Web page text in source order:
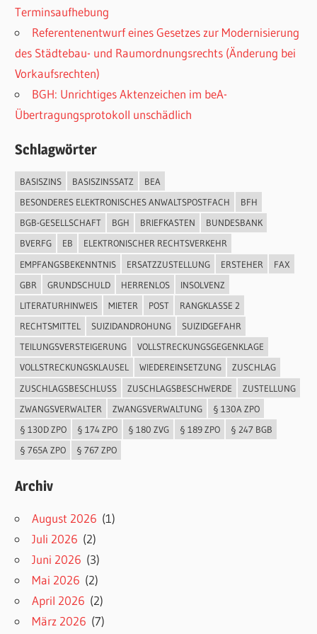
Terminsaufhebung
Referentenentwurf eines Gesetzes zur Modernisierung
des Städtebau- und Raumordnungsrechts (Änderung bei
Vorkaufsrechten)
BGH: Unrichtiges Aktenzeichen im beA-
Übertragungsprotokoll unschädlich
Schlagwörter
BASISZINS BASISZINSSATZ
BEA
BESONDERES ELEKTRONISCHES ANWALTSPOSTFACH
BFH
BGB-GESELLSCHAFT
BGH BRIEFKASTEN
BUNDESBANK
BVERFG
EB
ELEKTRONISCHER RECHTSVERKEHR
EMPFANGSBEKENNTNIS
ERSATZZUSTELLUNG ERSTEHER
FAX
GBR
GRUNDSCHULD HERRENLOS
INSOLVENZ
LITERATURHINWEIS
MIETER POST
RANGKLASSE 2
RECHTSMITTEL
SUIZIDANDROHUNG
SUIZIDGEFAHR
TEILUNGSVERSTEIGERUNG
VOLLSTRECKUNGSGEGENKLAGE
VOLLSTRECKUNGSKLAUSEL
WIEDEREINSETZUNG
ZUSCHLAG
ZUSCHLAGSBESCHLUSS
ZUSCHLAGSBESCHWERDE
ZUSTELLUNG
ZWANGSVERWALTER
ZWANGSVERWALTUNG
§ 130A ZPO
§ 130D ZPO
§ 174 ZPO § 180 ZVG § 189 ZPO
§ 247 BGB
§ 765A ZPO
§ 767 ZPO
Archiv
August 2026 (1)
Juli 2026 (2)
Juni 2026 (3)
Mai 2026 (2)
April 2026 (2)
März 2026 (7)